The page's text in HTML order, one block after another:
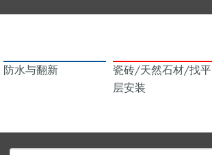
防水与翻新
瓷砖/天然石材/找平
层安装